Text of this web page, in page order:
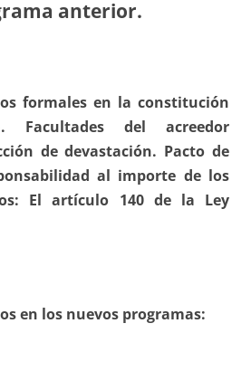
anterior.
formales en la constitución
Facultades del acreedor
de devastación. Pacto de
al importe de los
El artículo 140 de la Ley
en los nuevos programas: